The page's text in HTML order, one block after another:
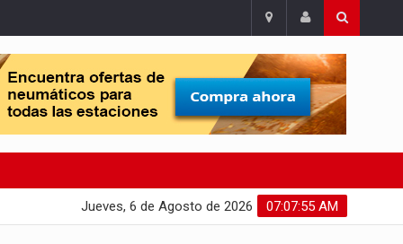
07:07:56 AM
Jueves, 6 de Agosto de 2026